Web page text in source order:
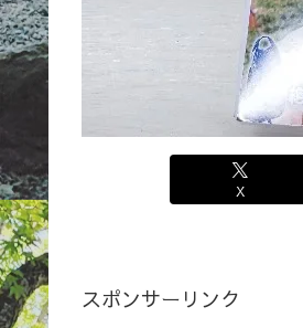
X
スポンサーリンク